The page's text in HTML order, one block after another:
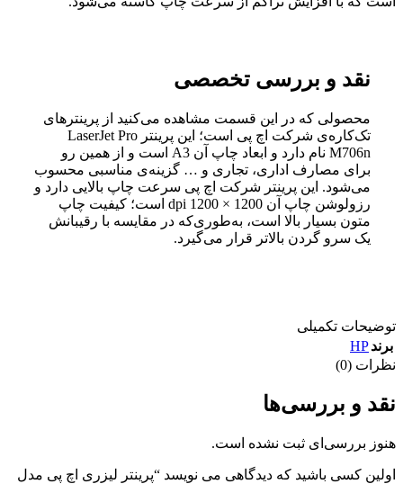
نقد و بررسی تخصصی
محصولی که در این قسمت مشاهده می‌کنید از پرینترهای
تک‌کاره‌ی شرکت اچ پی است؛ این پرینتر LaserJet Pro
M706n نام دارد و ابعاد چاپ آن A3 است و از همین رو
برای مصارف اداری، تجاری و … گزینه‌ی مناسبی محسوب
می‌شود. این پرینتر شرکت اچ پی سرعت چاپ بالایی دارد و
رزولوشن چاپ آن 1200 × 1200 dpi است؛ کیفیت چاپ
متون بسیار بالا است، به‌طوری‌که در مقایسه با رقیبانش
یک سرو گردن بالاتر قرار می‌گیرد.
توضیحات تکمیلی
برندHP
نظرات (0)
نقد و بررسی‌ها
هنوز بررسی‌ای ثبت نشده است.
اولین کسی باشید که دیدگاهی می نویسد “پرینتر لیزری اچ پی مدل